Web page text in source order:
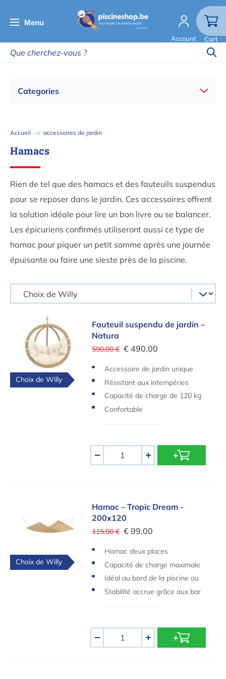
au
principal
Menu
Account Cart
Categories
Fil
Accueil accessoires de jardin
Hamacs
Rien de tel que des hamacs et des fauteuils suspendus
pour se reposer dans le jardin. Ces accessoires offrent
la solution idéale pour lire un bon livre ou se balancer.
Les épicuriens confirmés utiliseront aussi ce type de
hamac pour piquer un petit somme après une journée
épuisante ou faire une sieste près de la piscine.
Fauteuil suspendu de jardin – Natura
Choix de Willy
Fauteuil suspendu de jardin –
Natura
590,00 € € 490,00
Accessoire de jardin unique
Résistant aux intempéries
Capacité de charge de 120 kg
Confortable
+
Hamac – Tropic Dream - 200x120
Choix de Willy
Hamac – Tropic Dream -
200x120
115,00 € € 99,00
Hamac deux places
Capacité de charge maximale
de 180 kg
Idéal au bord de la piscine ou
près du sauna
Stabilité accrue grâce aux bar
+